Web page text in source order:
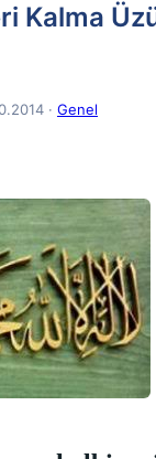
Kalma
· Genel